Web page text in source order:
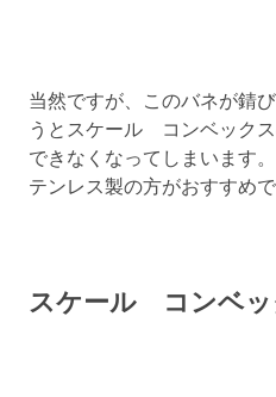
当然ですが、このバネが錆
うとスケール コンベック
できなくなってしまいます
テンレス製の方がおすすめで
スケール コンベッ